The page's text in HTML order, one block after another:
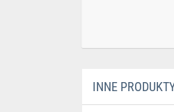
INNE